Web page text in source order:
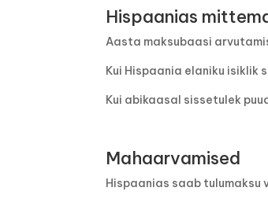
Hispaanias
Aasta maksubaasi
Kui Hispaania elaniku isiklik
Kui abikaasal sissetulek
Mahaarvamised
Hispaanias saab tulumaksu